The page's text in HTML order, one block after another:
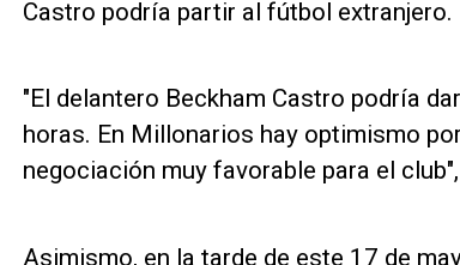
Castro podría partir al fútbol extranjero.
"El delantero Beckham Castro podría
horas. En Millonarios hay optimismo
negociación muy favorable para el
Asimismo, en la tarde de este 17 de